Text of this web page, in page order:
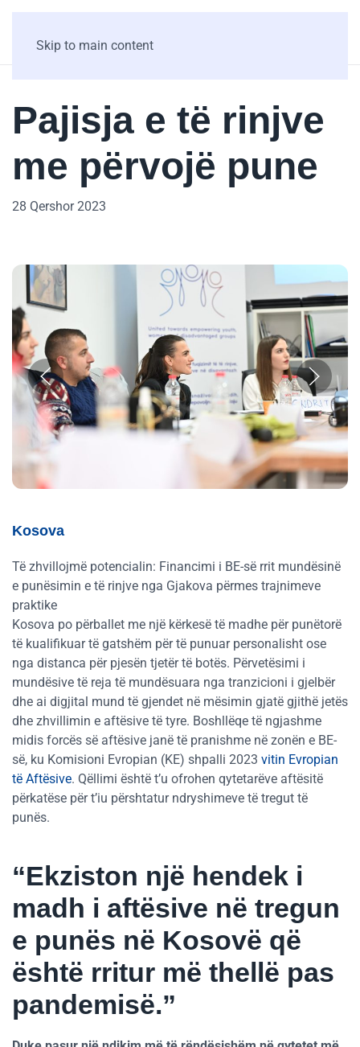
Skip to main content
Pajisja e të rinjve
me përvojë pune
28 Qershor 2023
Kosova
Të zhvillojmë potencialin: Financimi i BE-së rrit mundësinë
e punësimin e të rinjve nga Gjakova përmes trajnimeve
praktike
Kosova po përballet me një kërkesë të madhe për punëtorë
të kualifikuar të gatshëm për të punuar personalisht ose
nga distanca për pjesën tjetër të botës. Përvetësimi i
mundësive të reja të mundësuara nga tranzicioni i gjelbër
dhe ai digjital mund të gjendet në mësimin gjatë gjithë jetës
dhe zhvillimin e aftësive të tyre. Boshllëqe të ngjashme
midis forcës së aftësive janë të pranishme në zonën e BE-
së, ku Komisioni Evropian (KE) shpalli 2023 vitin Evropian
të Aftësive. Qëllimi është t’u ofrohen qytetarëve aftësitë
përkatëse për t’iu përshtatur ndryshimeve të tregut të
punës.
“Ekziston një hendek i
madh i aftësive në tregun
e punës në Kosovë që
është rritur më thellë pas
pandemisë.”